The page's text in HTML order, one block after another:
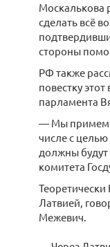
Москалькова
сделать всё
стороны
РФ также
повестку
парламента
— Мы примем
числе с
должны будут
комитета
Латвией,
Межевич.